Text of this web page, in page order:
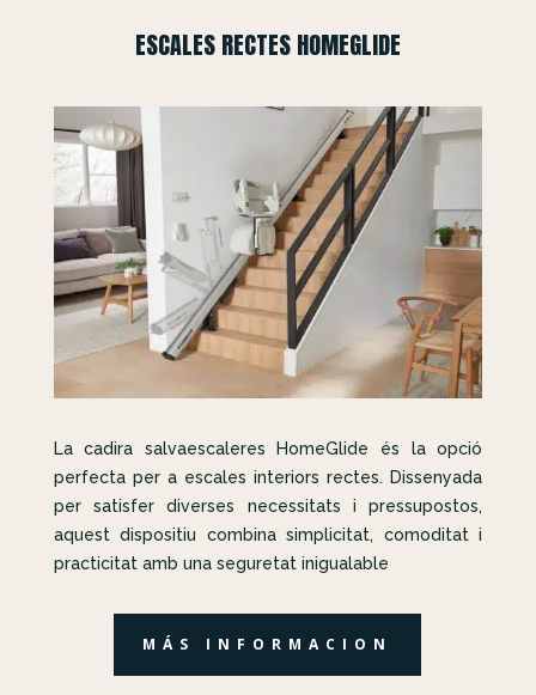
ESCALES RECTES HOMEGLIDE
La cadira salvaescaleres HomeGlide és la opció
perfecta per a escales interiors rectes. Dissenyada
per satisfer diverses necessitats i pressupostos,
aquest dispositiu combina simplicitat, comoditat i
practicitat amb una seguretat inigualable
MÁS INFORMACION